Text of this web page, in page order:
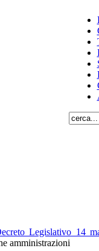
Legislativo 14
amministrazioni